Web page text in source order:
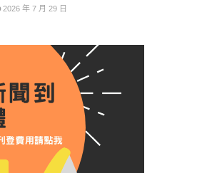
2026 年 7 月 29 日